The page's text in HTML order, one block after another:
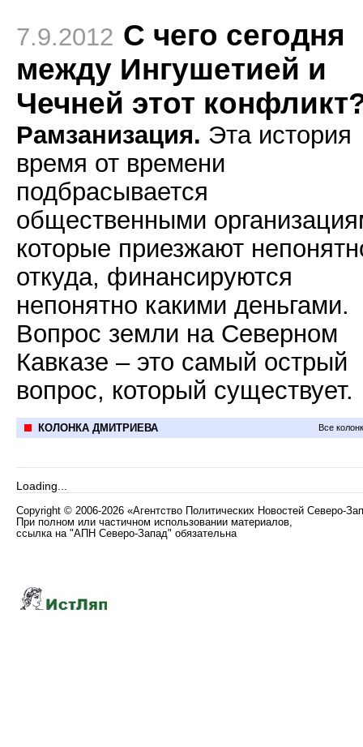
7.9.2012 С чего сегодня
между Ингушетией и
Чечней этот
Рамзанизация. Эта история
время от времени
подбрасывается
общественными
которые приезжают
откуда, финансируются
непонятно какими деньгами.
Вопрос земли на Северном
Кавказе – это самый острый
вопрос, который существует.
КОЛОНКА ДМИТРИЕВА Все
Loading...
Copyright © 2006-2026 «Агентство Политических Новостей Северо-
При полном или частичном использовании материалов,
ссылка на "АПН Северо-Запад" обязательна